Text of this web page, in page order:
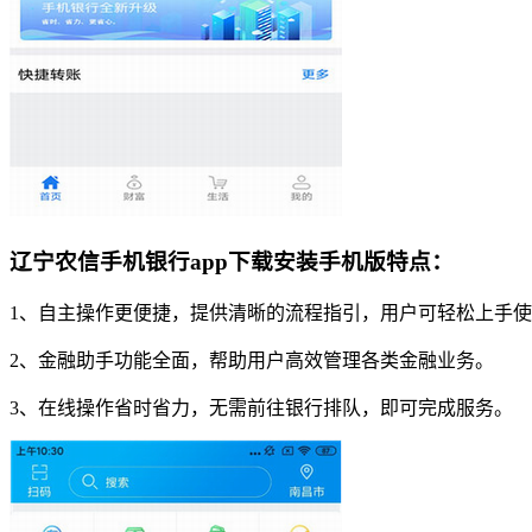
辽宁农信手机银行app下载安装手机版特点：
1、自主操作更便捷，提供清晰的流程指引，用户可轻松上手
2、金融助手功能全面，帮助用户高效管理各类金融业务。
3、在线操作省时省力，无需前往银行排队，即可完成服务。